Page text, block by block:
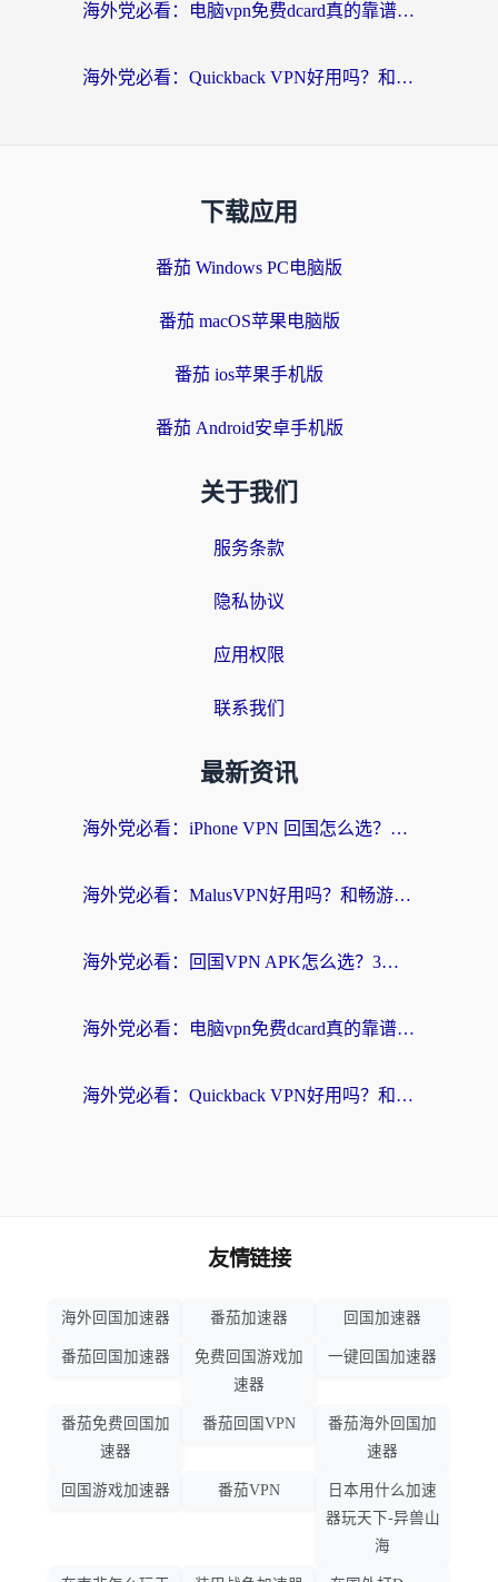
海外党必看：电脑vpn免费dcard真的靠谱吗？教你选对回国加速器无缝访问国内资源
海外党必看：Quickback VPN好用吗？和小黑牛VPN对比哪个回国效果更好？附真实体验+避坑指南
下载应用
番茄 Windows PC电脑版
番茄 macOS苹果电脑版
番茄 ios苹果手机版
番茄 Android安卓手机版
关于我们
服务条款
隐私协议
应用权限
联系我们
最新资讯
海外党必看：iPhone VPN 回国怎么选？一篇搞定无缝访问国内资源
海外党必看：MalusVPN好用吗？和畅游VPN对比哪个回国效果更好？附穿梭飞鱼神龟真实体验
海外党必看：回国VPN APK怎么选？3步教你无缝刷国内剧玩国服
海外党必看：电脑vpn免费dcard真的靠谱吗？教你选对回国加速器无缝访问国内资源
海外党必看：Quickback VPN好用吗？和小黑牛VPN对比哪个回国效果更好？附真实体验+避坑指南
友情链接
海外回国加速器 番茄加速器 回国加速器
番茄回国加速器
免费回国游戏加
速器
一键回国加速器
番茄免费回国加
速器
番茄回国VPN
番茄海外回国加
速器
回国游戏加速器 番茄VPN
日本用什么加速
器玩天下-异兽山
海